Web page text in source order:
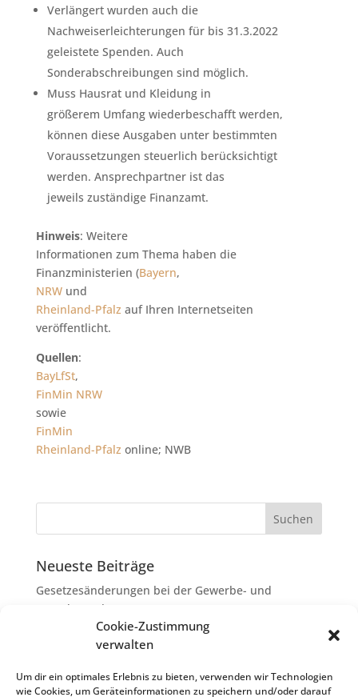
Cookie-Zustimmung
verwalten
Um dir ein optimales Erlebnis zu bieten, verwenden wir Technologien
wie Cookies, um Geräteinformationen zu speichern und/oder darauf
Verlängert wurden auch die
Nachweiserleichterungen für bis 31.3.2022
geleistete Spenden. Auch
Sonderabschreibungen sind möglich.
Muss Hausrat und Kleidung in
größerem Umfang wiederbeschafft werden,
können diese Ausgaben unter bestimmten
Voraussetzungen steuerlich berücksichtigt
werden. Ansprechpartner ist das
jeweils zuständige Finanzamt.
Hinweis: Weitere
Informationen zum Thema haben die
Finanzministerien (Bayern,
NRWund
Rheinland-Pfalz auf Ihren Internetseiten
veröffentlicht.
Quellen:
BayLfSt,
FinMin NRW
sowie
FinMin
Rheinland-Pfalz online; NWB
Neueste Beiträge
Gesetzesänderungen bei der Gewerbe- und
Grunderwerbsteuer
Erbschaftsteuer: Rechtsanwaltskosten bei Streit über
Erbauseinandersetzung als
Nachlassverbindlichkeiten
Umsatzsteuer-Umrechnungskurse Juli 2026